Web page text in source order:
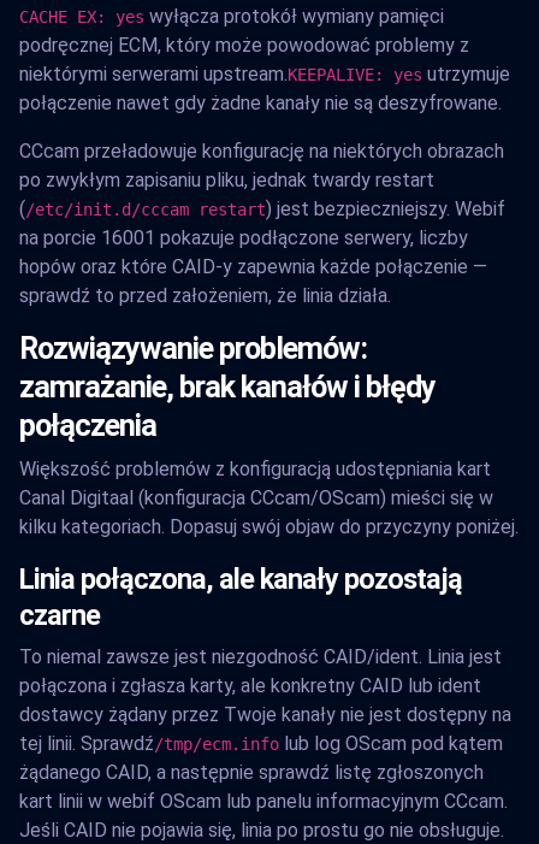
CACHE EX: yes wyłącza protokół wymiany pamięci
podręcznej ECM, który może powodować problemy z
niektórymi serwerami upstream.KEEPALIVE: yes utrzymuje
połączenie nawet gdy żadne kanały nie są deszyfrowane.
CCcam przeładowuje konfigurację na niektórych obrazach
po zwykłym zapisaniu pliku, jednak twardy restart
(/etc/init.d/cccam restart) jest bezpieczniejszy. Webif
na porcie 16001 pokazuje podłączone serwery, liczby
hopów oraz które CAID-y zapewnia każde połączenie —
sprawdź to przed założeniem, że linia działa.
Rozwiązywanie problemów:
zamrażanie, brak kanałów i błędy
połączenia
Większość problemów z konfiguracją udostępniania kart
Canal Digitaal (konfiguracja CCcam/OScam) mieści się w
kilku kategoriach. Dopasuj swój objaw do przyczyny poniżej.
Linia połączona, ale kanały pozostają
czarne
To niemal zawsze jest niezgodność CAID/ident. Linia jest
połączona i zgłasza karty, ale konkretny CAID lub ident
dostawcy żądany przez Twoje kanały nie jest dostępny na
tej linii. Sprawdź/tmp/ecm.info lub log OScam pod kątem
żądanego CAID, a następnie sprawdź listę zgłoszonych
kart linii w webif OScam lub panelu informacyjnym CCcam.
Jeśli CAID nie pojawia się, linia po prostu go nie obsługuje.